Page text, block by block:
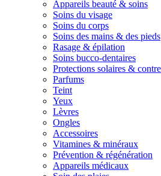
Appareils beauté & soins
Soins du visage
Soins du corps
Soins des mains & des pieds
Rasage & épilation
Soins bucco-dentaires
Protections solaires &
Parfums
Teint
Yeux
Lèvres
Ongles
Accessoires
Vitamines & minéraux
Prévention & régénération
Appareils médicaux